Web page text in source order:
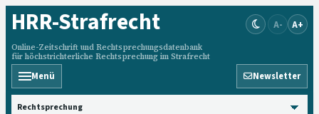
HRR-Strafrecht
Online-Zeitschrift und Rechtsprechungsdatenbank
für höchstrichterliche Rechtsprechung im Strafrecht
A- A+
Menü Newsletter
HRRS durchsuchen